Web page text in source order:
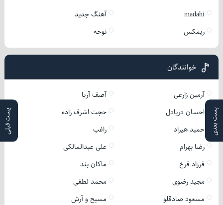
پست بعدی پست قبلی
madahi
آهنگ جدید
ریمکس
نوحه
خوانندگان
آرمین زارعی
آصف آریا
احسان دریادل
حجت اشرف زاده
حمید هیراد
راغب
رضا بهرام
علی عبدالمالکی
فرزاد فرخ
ماکان بند
مجید رضوی
محمد لطفی
مسعود صادقلو
مسیح و آرش